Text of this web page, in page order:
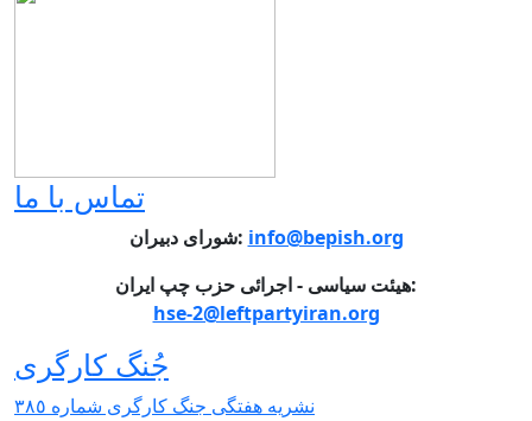
تماس با ما
شورای دبیران: info@bepish.org
هیئت سیاسی - اجرائی حزب چپ ایران:
hse-2@leftpartyiran.org
جُنگ کارگری
نشریە هفتگی جنگ کارگری شمارە ٣٨٥